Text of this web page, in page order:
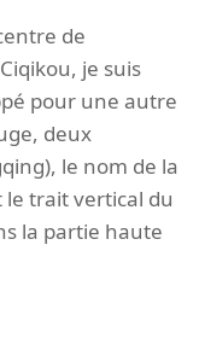
de
je suis
pour une autre
deux
le nom de la
trait vertical du
la partie haute